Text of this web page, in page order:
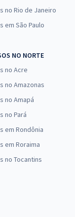
no Rio de Janeiro
em São Paulo
NO NORTE
no Acre
no Amazonas
no Amapá
no Pará
em Rondônia
em Roraima
no Tocantins